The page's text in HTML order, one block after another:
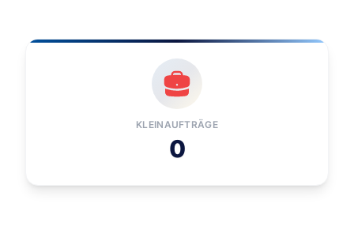
KLEINAUFTRÄGE
0